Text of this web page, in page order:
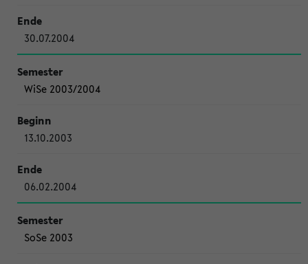
30.07.2004
WiSe 2003/2004
13.10.2003
06.02.2004
SoSe 2003